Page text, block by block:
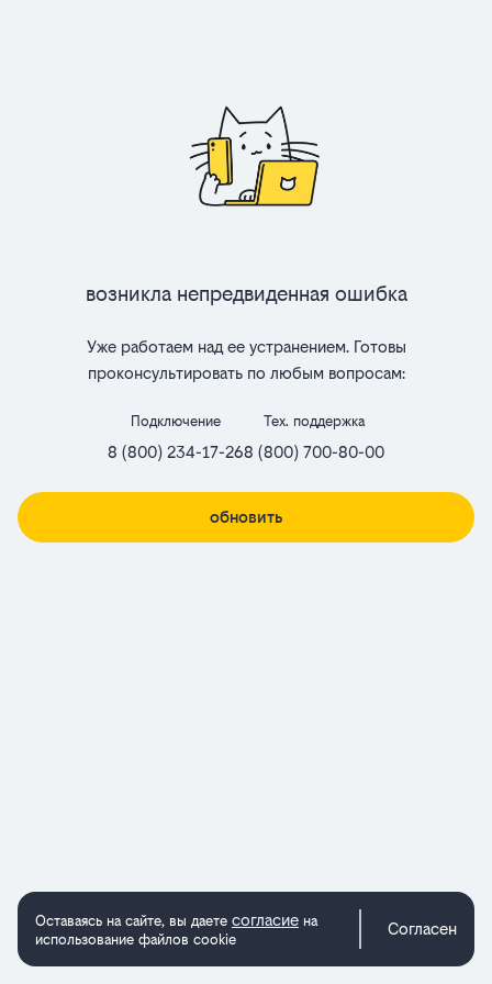
Возникла непредвиденная ошибка
Уже работаем над ее устранением. Готовы
проконсультировать по любым вопросам:
Подключение
8 (800) 234-17-26
Тех. поддержка
8 (800) 700-80-00
обновить
Оставаясь на сайте, вы даете согласие на
использование файлов cookie
Согласен